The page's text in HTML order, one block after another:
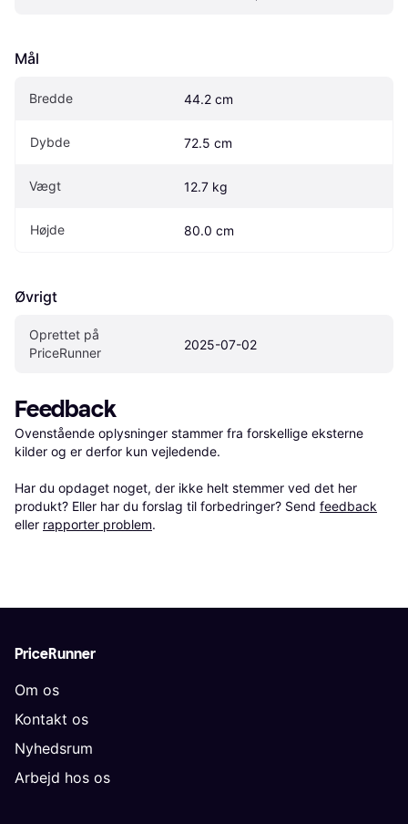
Mål
Bredde 44.2 cm
Dybde 72.5 cm
Vægt 12.7 kg
Højde 80.0 cm
Øvrigt
Oprettet på
PriceRunner
2025-07-02
Feedback
Ovenstående oplysninger stammer fra forskellige eksterne
kilder og er derfor kun vejledende.
Har du opdaget noget, der ikke helt stemmer ved det her
produkt? Eller har du forslag til forbedringer? Send feedback
eller rapporter problem.
PriceRunner
Om os
Kontakt os
Nyhedsrum
Arbejd hos os